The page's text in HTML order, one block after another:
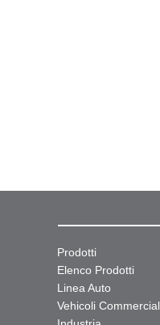
Prodotti
Elenco Prodotti
Linea Auto
Vehicoli